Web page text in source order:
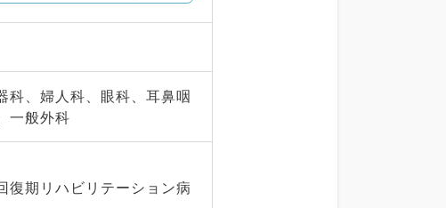
科、婦人科、眼科、耳鼻咽
一般外科
期リハビリテーション病